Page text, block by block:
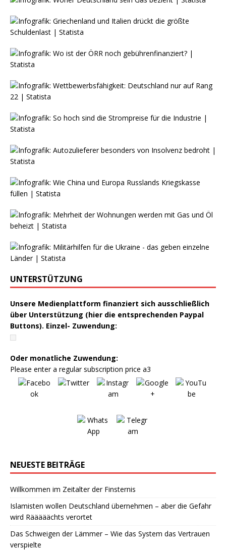
UNTERSTÜTZUNG
Unsere Medienplattform finanziert sich ausschließlich
über Unterstützung (hier die entsprechenden Paypal
Buttons). Einzel- Zuwendung:
Oder monatliche Zuwendung:
Please enter a regular subscription price a3
NEUESTE BEITRÄGE
Willkommen im Zeitalter der Finsternis
Islamisten wollen Deutschland übernehmen – aber die Gefahr
wird Rääääächts verortet
Das Schweigen der Lämmer – Wie das System das Vertrauen
verspielte